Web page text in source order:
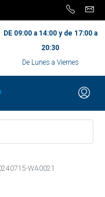
DE 09:00 a 14:00 y de 17:00 a
20:30
De Lunes a Viernes
WA0021